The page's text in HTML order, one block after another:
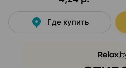
Где купить